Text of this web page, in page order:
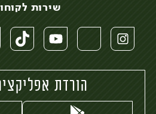
שירות
הורדת